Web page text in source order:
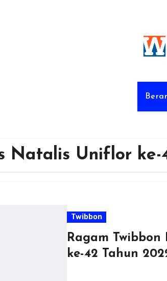
Natalis Uniflor ke-
Twibbon
Ragam
ke-42 Tahun